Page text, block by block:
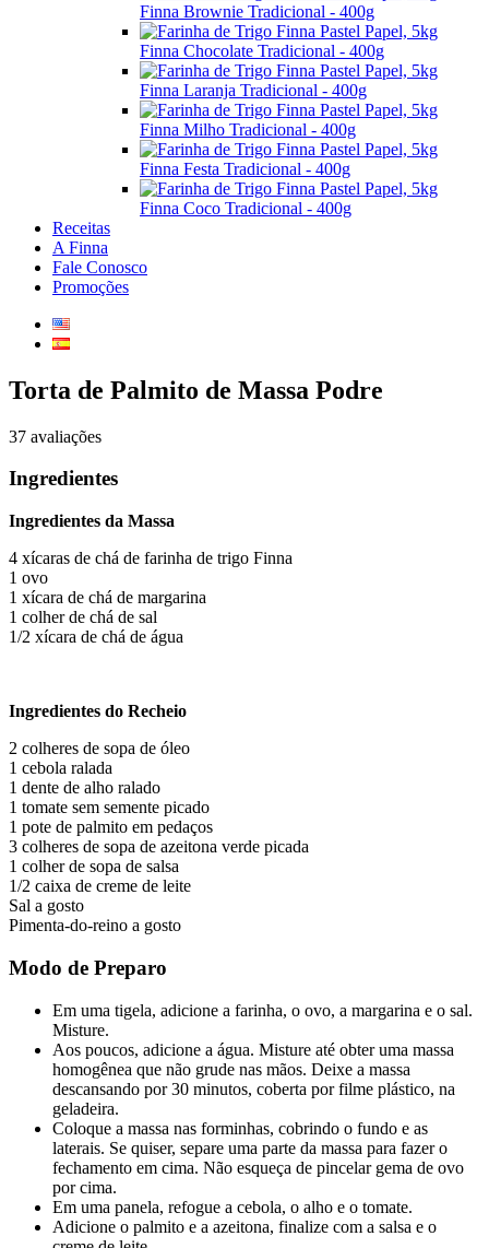
Finna Brownie Tradicional - 400g
Finna Chocolate Tradicional - 400g
Finna Laranja Tradicional - 400g
Finna Milho Tradicional - 400g
Finna Festa Tradicional - 400g
Finna Coco Tradicional - 400g
Receitas
A Finna
Fale Conosco
Promoções
Torta de Palmito de Massa Podre
37 avaliações
Ingredientes
Ingredientes da Massa
4 xícaras de chá de farinha de trigo Finna
1 ovo
1 xícara de chá de margarina
1 colher de chá de sal
1/2 xícara de chá de água
Ingredientes do Recheio
2 colheres de sopa de óleo
1 cebola ralada
1 dente de alho ralado
1 tomate sem semente picado
1 pote de palmito em pedaços
3 colheres de sopa de azeitona verde picada
1 colher de sopa de salsa
1/2 caixa de creme de leite
Sal a gosto
Pimenta-do-reino a gosto
Modo de Preparo
Em uma tigela, adicione a farinha, o ovo, a margarina e o sal.
Misture.
Aos poucos, adicione a água. Misture até obter uma massa
homogênea que não grude nas mãos. Deixe a massa
descansando por 30 minutos, coberta por filme plástico, na
geladeira.
Coloque a massa nas forminhas, cobrindo o fundo e as
laterais. Se quiser, separe uma parte da massa para fazer o
fechamento em cima. Não esqueça de pincelar gema de ovo
por cima.
Em uma panela, refogue a cebola, o alho e o tomate.
Adicione o palmito e a azeitona, finalize com a salsa e o